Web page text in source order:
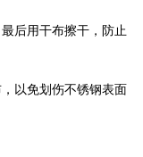
后用干布擦干，防止
以免划伤不锈钢表面